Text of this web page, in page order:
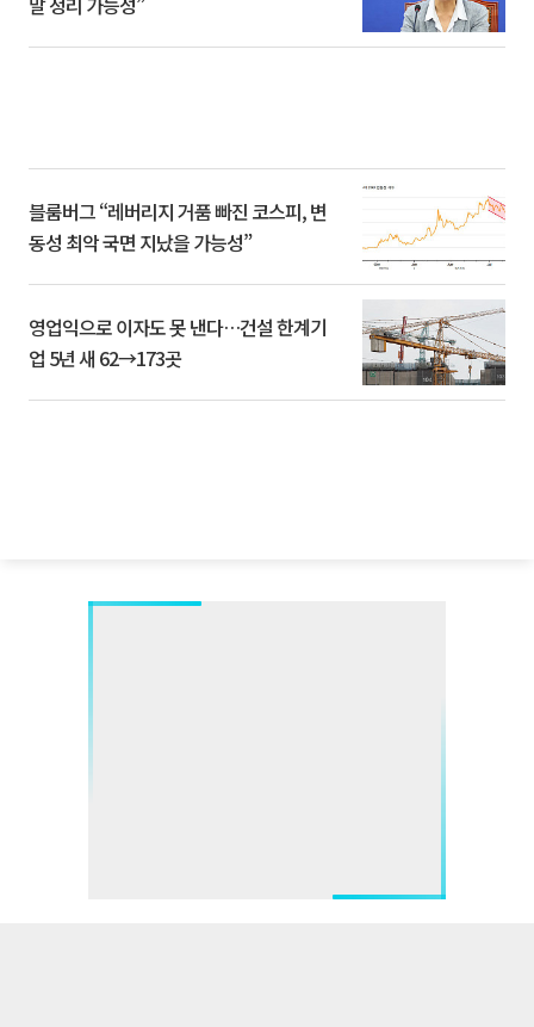
블룸버그 “레버리지 거품 빠진 코스피, 변
동성 최악 국면 지났을 가능성”
영업익으로 이자도 못 낸다…건설 한계기
업 5년 새 62→173곳